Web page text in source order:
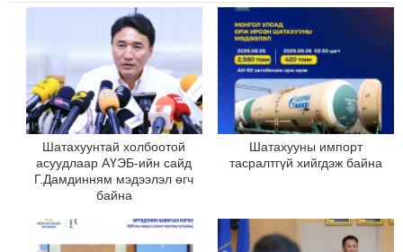
Шатахуунтай холбоотой
асуудлаар АҮЭБ-ийн сайд
Г.Дамдинням мэдээлэл өгч
байна
Шатахууны импорт
тасралтгүй хийгдэж байна